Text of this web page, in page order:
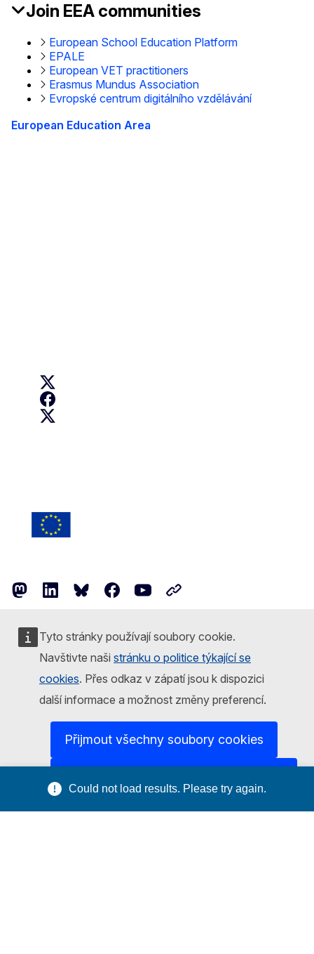
Tyto stránky používají soubory cookie.
Navštivte naši stránku o politice týkající se
cookies. Přes odkaz v zápatí jsou k dispozici
další informace a možnost změny preferencí.
Přijmout všechny soubory cookies
Join EEA communities
European School Education Platform
EPALE
European VET practitioners
Erasmus Mundus Association
Evropské centrum digitálního vzdělávání
European Education Area
MastodonLinkedInBlueskyFacebookYoutubeOther networks
Report an IT vulnerability
Languages on our websites
Privacy policy
Legal notice
Could not load results. Please try again.